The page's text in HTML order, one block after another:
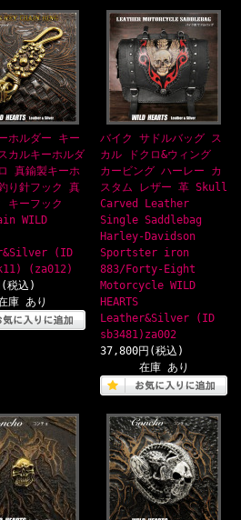
ホルダー キー
カルキーホルダ
真鍮製キーホ
り針フック 真
キーフック
WILD
(ID
(za012)
税込)
庫 あり
バイク サドルバッグ ス
カル ドクロ&ウィング
カービング ハーレー カ
スタム レザー 革 Skull
Carved Leather
Single Saddlebag
Harley-Davidson
Sportster iron
883/Forty-Eight
Motorcycle WILD
HEARTS
Leather&Silver (ID
sb3481)za002
37,800円(税込)
在庫 あり